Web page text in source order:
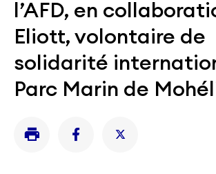
l’AFD, en
Eliott, volontaire de
solidarité
Parc Marin de